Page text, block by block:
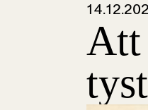
Att